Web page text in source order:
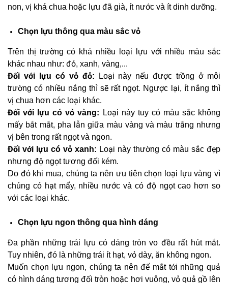
non, vị khá chua hoặc lựu đã già, ít nước và ít dinh dưỡng.
Chọn lựu thông qua màu sắc vỏ
Trên thị trường có khá nhiều loại lựu với nhiều màu sắc
khác nhau như: đỏ, xanh, vàng,...
Đối với lựu có vỏ đỏ: Loại này nếu được trồng ở môi
trường có nhiều nắng thì sẽ rất ngọt. Ngược lại, ít nắng thì
vị chua hơn các loại khác.
Đối với lựu có vỏ vàng: Loại này tuy có màu sắc không
mấy bắt mắt, pha lẫn giữa màu vàng và màu trắng nhưng
vị bên trong rất ngọt và ngon.
Đối với lựu có vỏ xanh: Loại này thường có màu sắc đẹp
nhưng độ ngọt tương đối kém.
Do đó khi mua, chúng ta nên ưu tiên chọn loại lựu vàng vì
chúng có hạt mẩy, nhiều nước và có độ ngọt cao hơn so
với các loại khác.
Chọn lựu ngon thông qua hình dáng
Đa phần những trái lựu có dáng tròn vo đều rất hút mắt.
Tuy nhiên, đó là những trái ít hạt, vỏ dày, ăn không ngon.
Muốn chọn lựu ngon, chúng ta nên để mắt tới những quả
có hình dáng tương đối tròn hoặc hơi vuông, vỏ quả gồ lên